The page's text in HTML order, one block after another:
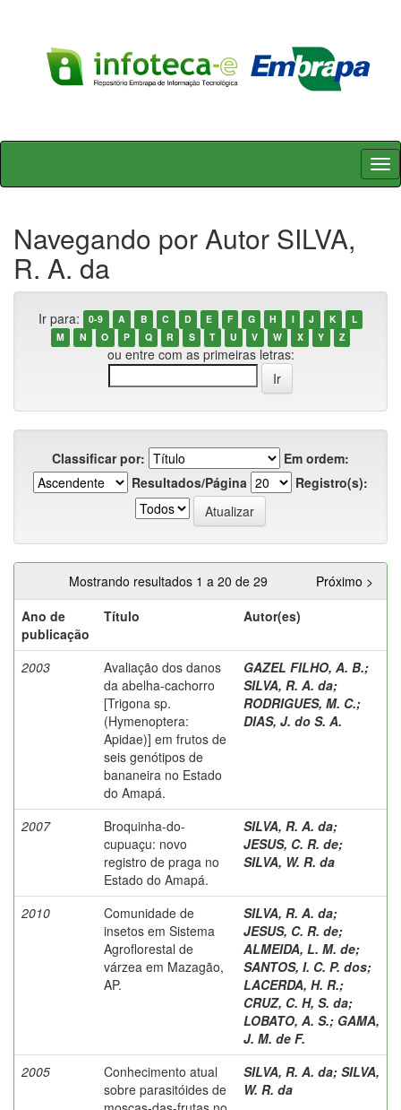
Skip
Navegando por Autor SILVA,
R. A. da
Ir para: 0-9 A B C D E F G H I J K
L
M
N O P Q R S T U V W X Y Z
ou entre com as primeiras letras:
Classificar por:
Em ordem:
Resultados/Página
Registro(s):
Mostrando resultados 1 a 20 de 29
Próximo >
Ano de
publicação
Título Autor(es)
2003
Avaliação dos danos
da abelha-cachorro
[Trigona sp.
(Hymenoptera:
Apidae)] em frutos de
seis genótipos de
bananeira no Estado
do Amapá.
GAZEL FILHO, A. B.;
SILVA, R. A. da;
RODRIGUES, M. C.;
DIAS, J. do S. A.
2007
Broquinha-do-
cupuaçu: novo
registro de praga no
Estado do Amapá.
SILVA, R. A. da;
JESUS, C. R. de;
SILVA, W. R. da
2010
Comunidade de
insetos em Sistema
Agroflorestal de
várzea em Mazagão,
AP.
SILVA, R. A. da;
JESUS, C. R. de;
ALMEIDA, L. M. de;
SANTOS, I. C. P. dos;
LACERDA, H. R.;
CRUZ, C. H, S. da;
LOBATO, A. S.; GAMA,
J. M. de F.
2005
Conhecimento atual
sobre parasitóides de
SILVA, R. A. da; SILVA,
W. R. da